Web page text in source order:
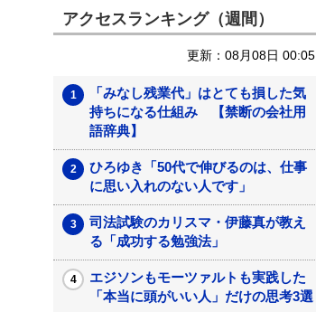
アクセスランキング（週間）
更新：08月08日 00:05
「みなし残業代」はとても損した気
持ちになる仕組み 【禁断の会社用
語辞典】
ひろゆき「50代で伸びるのは、仕事
に思い入れのない人です」
司法試験のカリスマ・伊藤真が教え
る「成功する勉強法」
エジソンもモーツァルトも実践した
「本当に頭がいい人」だけの思考3選